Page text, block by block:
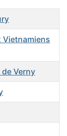
Vietnamiens
Verny